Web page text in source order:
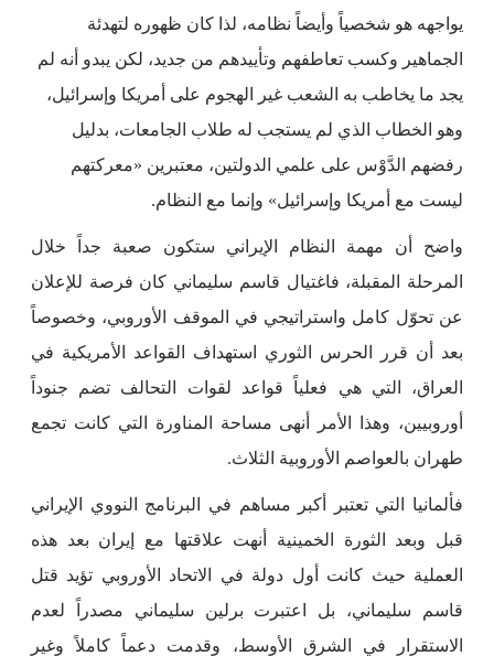
يواجهه هو شخصياً وأيضاً نظامه، لذا كان ظهوره لتهدئة
الجماهير وكسب تعاطفهم وتأييدهم من جديد، لكن يبدو أنه لم
يجد ما يخاطب به الشعب غير الهجوم على أمريكا وإسرائيل،
وهو الخطاب الذي لم يستجب له طلاب الجامعات، بدليل
رفضهم الدَّوْس على علمي الدولتين، معتبرين «معركتهم
ليست مع أمريكا وإسرائيل» وإنما مع النظام.
واضح أن مهمة النظام الإيراني ستكون صعبة جداً خلال
المرحلة المقبلة، فاغتيال قاسم سليماني كان فرصة للإعلان
عن تحوّل كامل واستراتيجي في الموقف الأوروبي، وخصوصاً
بعد أن قرر الحرس الثوري استهداف القواعد الأمريكية في
العراق، التي هي فعلياً قواعد لقوات التحالف تضم جنوداً
أوروبيين، وهذا الأمر أنهى مساحة المناورة التي كانت تجمع
طهران بالعواصم الأوروبية الثلاث.
فألمانيا التي تعتبر أكبر مساهم في البرنامج النووي الإيراني
قبل وبعد الثورة الخمينية أنهت علاقتها مع إيران بعد هذه
العملية حيث كانت أول دولة في الاتحاد الأوروبي تؤيد قتل
قاسم سليماني، بل اعتبرت برلين سليماني مصدراً لعدم
الاستقرار في الشرق الأوسط، وقدمت دعماً كاملاً وغير